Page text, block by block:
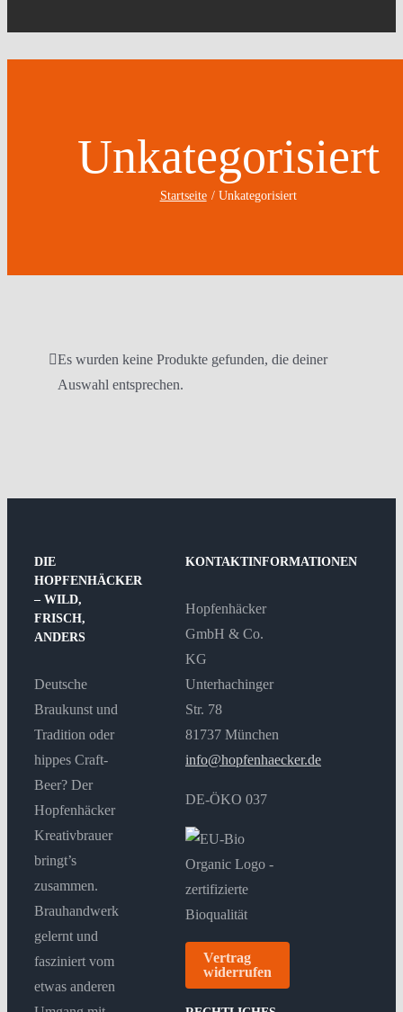
Unkategorisiert
Startseite Unkategorisiert
Es wurden keine Produkte gefunden, die deiner
Auswahl entsprechen.
DIE
HOPFENHÄCKER
– WILD,
FRISCH,
ANDERS
Deutsche
Braukunst und
Tradition oder
hippes Craft-
Beer? Der
Hopfenhäcker
Kreativbrauer
bringt’s
zusammen.
Brauhandwerk
gelernt und
fasziniert vom
etwas anderen
KONTAKTINFORMATIONEN
Hopfenhäcker
GmbH & Co.
KG
Unterhachinger
Str. 78
81737 München
info@hopfenhaecker.de
DE-ÖKO 037
Vertrag
widerrufen